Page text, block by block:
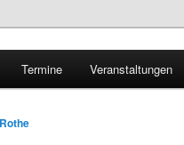
Termine Veranstaltungen